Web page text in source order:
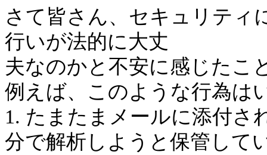
さて皆さん、セキュリティ
行いが法的に大丈
夫なのかと不安に感じたこ
例えば、このような行為は
1. たまたまメールに添付さ
分で解析しようと保管して